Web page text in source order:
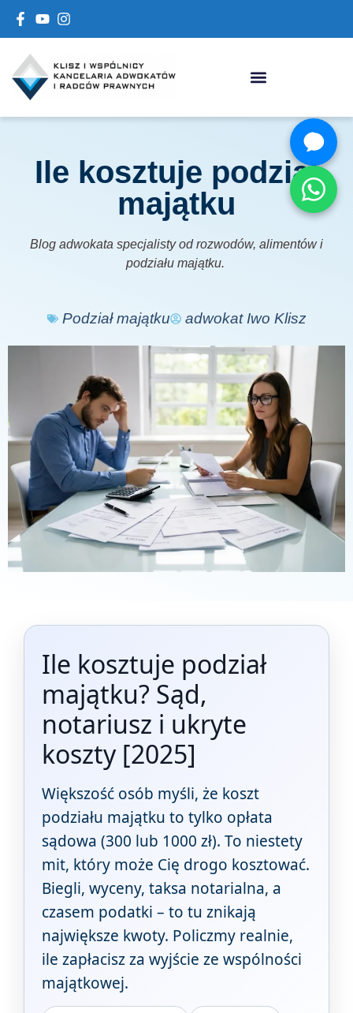
Ile kosztuje podział
majątku
Blog adwokata specjalisty od rozwodów, alimentów i
podziału majątku.
Podział majątku adwokat Iwo Klisz
Ile kosztuje podział
majątku? Sąd,
notariusz i ukryte
koszty [2025]
Większość osób myśli, że koszt
podziału majątku to tylko opłata
sądowa (300 lub 1000 zł). To niestety
mit, który może Cię drogo kosztować.
Biegli, wyceny, taksa notarialna, a
czasem podatki – to tu znikają
największe kwoty. Policzmy realnie,
ile zapłacisz za wyjście ze wspólności
majątkowej.